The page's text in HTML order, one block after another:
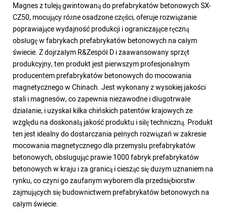
Magnes z tuleją gwintowaną do prefabrykatów betonowych SX-
CZ50, mocujący różne osadzone części, oferuje rozwiązanie
poprawiające wydajność produkcji i ograniczające ręczną
obsługę w fabrykach prefabrykatów betonowych na całym
świecie. Z dojrzałym R&Zespół D i zaawansowany sprzęt
produkcyjny, ten produkt jest pierwszym profesjonalnym
producentem prefabrykatów betonowych do mocowania
magnetycznego w Chinach. Jest wykonany z wysokiej jakości
stali i magnesów, co zapewnia niezawodne i długotrwałe
działanie, i uzyskał kilka chińskich patentów krajowych ze
względu na doskonałą jakość produktu i siłę techniczną. Produkt
ten jest idealny do dostarczania pełnych rozwiązań w zakresie
mocowania magnetycznego dla przemysłu prefabrykatów
betonowych, obsługując prawie 1000 fabryk prefabrykatów
betonowych w kraju i za granicą i ciesząc się dużym uznaniem na
rynku, co czyni go zaufanym wyborem dla przedsiębiorstw
zajmujących się budownictwem prefabrykatów betonowych na
całym świecie.